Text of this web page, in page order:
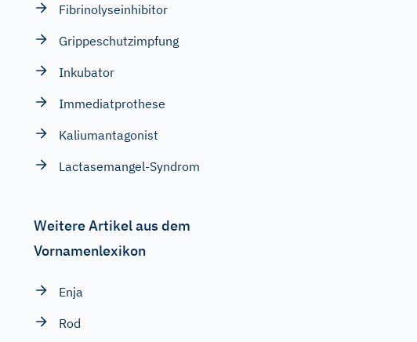
Fibrinolyseinhibitor
Grippeschutzimpfung
Inkubator
Immediatprothese
Kaliumantagonist
Lactasemangel-Syndrom
Weitere Artikel aus dem
Vornamenlexikon
Enja
Rod